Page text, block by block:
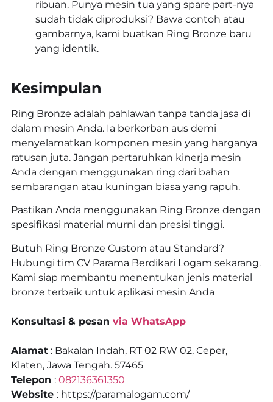
ribuan. Punya mesin tua yang spare part-nya
sudah tidak diproduksi? Bawa contoh atau
gambarnya, kami buatkan Ring Bronze baru
yang identik.
Kesimpulan
Ring Bronze adalah pahlawan tanpa tanda jasa di
dalam mesin Anda. Ia berkorban aus demi
menyelamatkan komponen mesin yang harganya
ratusan juta. Jangan pertaruhkan kinerja mesin
Anda dengan menggunakan ring dari bahan
sembarangan atau kuningan biasa yang rapuh.
Pastikan Anda menggunakan Ring Bronze dengan
spesifikasi material murni dan presisi tinggi.
Butuh Ring Bronze Custom atau Standard?
Hubungi tim CV Parama Berdikari Logam sekarang.
Kami siap membantu menentukan jenis material
bronze terbaik untuk aplikasi mesin Anda
Konsultasi & pesan via WhatsApp
Alamat : Bakalan Indah, RT 02 RW 02, Ceper,
Klaten, Jawa Tengah. 57465
Telepon : 082136361350
Website : https://paramalogam.com/